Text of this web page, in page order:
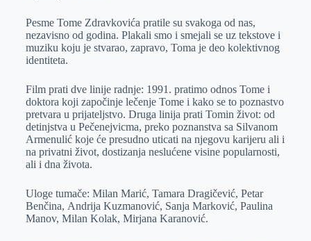
Pesme Tome Zdravkovića pratile su svakoga od nas,
nezavisno od godina. Plakali smo i smejali se uz tekstove i
muziku koju je stvarao, zapravo, Toma je deo kolektivnog
identiteta.
Film prati dve linije radnje: 1991. pratimo odnos Tome i
doktora koji započinje lečenje Tome i kako se to poznastvo
pretvara u prijateljstvo. Druga linija prati Tomin život: od
detinjstva u Pečenejvicma, preko poznanstva sa Silvanom
Armenulić koje će presudno uticati na njegovu karijeru ali i
na privatni život, dostizanja neslućene visine popularnosti,
ali i dna života.
Uloge tumače: Milan Marić, Tamara Dragičević, Petar
Benčina, Andrija Kuzmanović, Sanja Marković, Paulina
Manov, Milan Kolak, Mirjana Karanović.